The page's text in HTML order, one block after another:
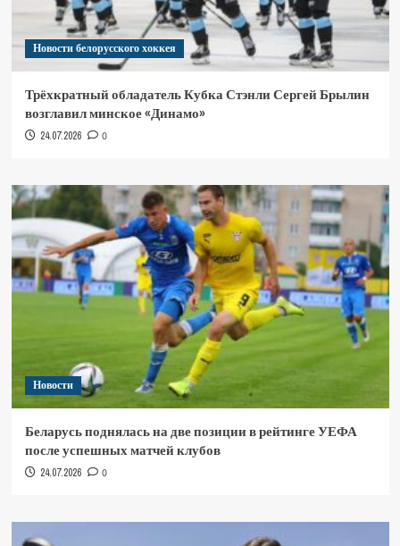
Новости белорусского хоккея
Трёхкратный обладатель Кубка Стэнли Сергей Брылин
возглавил минское «Динамо»
24.07.2026 0
Новости
Беларусь поднялась на две позиции в рейтинге УЕФА
после успешных матчей клубов
24.07.2026 0